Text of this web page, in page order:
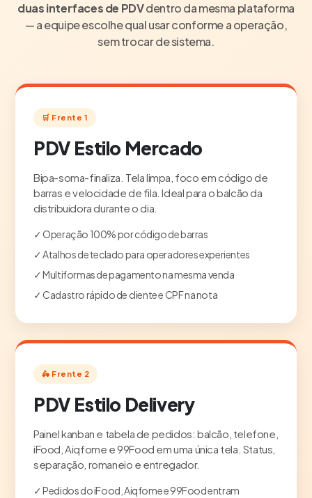
duas interfaces de PDVdentro da mesma plataforma
— a equipe escolhe qual usar conforme a operação,
sem trocar de sistema.
🛒 Frente 1
PDV Estilo Mercado
Bipa-soma-finaliza. Tela limpa, foco em código de
barras e velocidade de fila. Ideal para o balcão da
distribuidora durante o dia.
✓ Operação 100% por código de barras
✓ Atalhos de teclado para operadores experientes
✓ Multiformas de pagamento na mesma venda
✓ Cadastro rápido de cliente e CPF na nota
🛵 Frente 2
PDV Estilo Delivery
Painel kanban e tabela de pedidos: balcão, telefone,
iFood, Aiqfome e 99Food em uma única tela. Status,
separação, romaneio e entregador.
✓ Pedidos do iFood, Aiqfome e 99Food entram